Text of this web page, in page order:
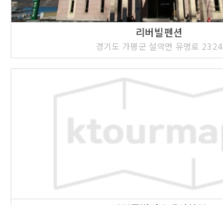
리버빌펜션
경기도 가평군 설악면 유명로 2324